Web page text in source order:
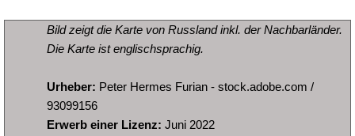
Bild zeigt die Karte von Russland inkl. der Nachbarländer.
Die Karte ist englischsprachig.
Urheber: Peter Hermes Furian - stock.adobe.com /
93099156
Erwerb einer Lizenz: Juni 2022